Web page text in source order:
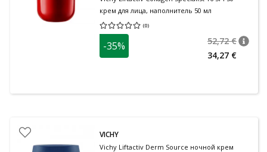
крем для лица, наполнитель 50 мл
(0)
Средняя оценка 0.00
-35% 52,72 €
34,27 €
VICHY
Vichy Liftactiv Derm Source ночной крем